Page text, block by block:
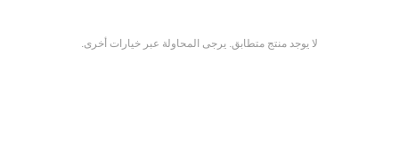
لا يوجد منتج متطابق. يرجى المحاولة عبر خيارات أخرى.